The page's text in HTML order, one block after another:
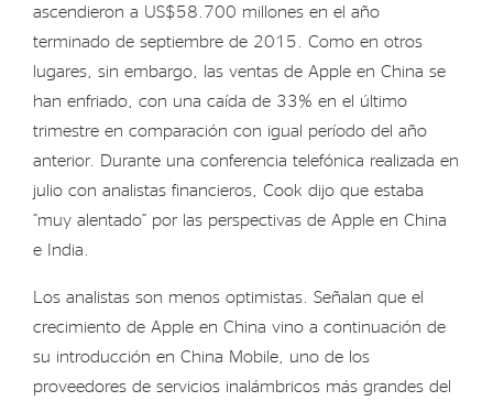
ascendieron a US$58.700 millones en el año
terminado de septiembre de 2015. Como en otros
lugares, sin embargo, las ventas de Apple en China se
han enfriado, con una caída de 33% en el último
trimestre en comparación con igual período del año
anterior. Durante una conferencia telefónica realizada en
julio con analistas financieros, Cook dijo que estaba
“muy alentado” por las perspectivas de Apple en China
e India.
Los analistas son menos optimistas. Señalan que el
crecimiento de Apple en China vino a continuación de
su introducción en China Mobile, uno de los
proveedores de servicios inalámbricos más grandes del